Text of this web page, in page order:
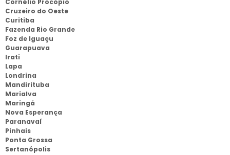
Cornélio Procópio
Cruzeiro do Oeste
Curitiba
Fazenda Rio Grande
Foz de Iguaçu
Guarapuava
Irati
Lapa
Londrina
Mandirituba
Marialva
Maringá
Nova Esperança
Paranavaí
Pinhais
Ponta Grossa
Sertanópolis